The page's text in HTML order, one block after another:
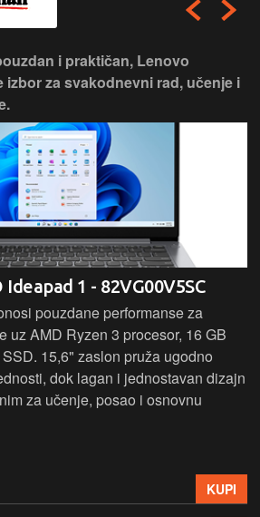
i praktičan, Lenovo
izbor za svakodnevni rad, učenje i
1 - 82VG00V5SC
pouzdane performanse za
uz AMD Ryzen 3 procesor, 16 GB
15,6" zaslon pruža ugodno
dok lagan i jednostavan dizajn
za učenje, posao i osnovnu
KUPI